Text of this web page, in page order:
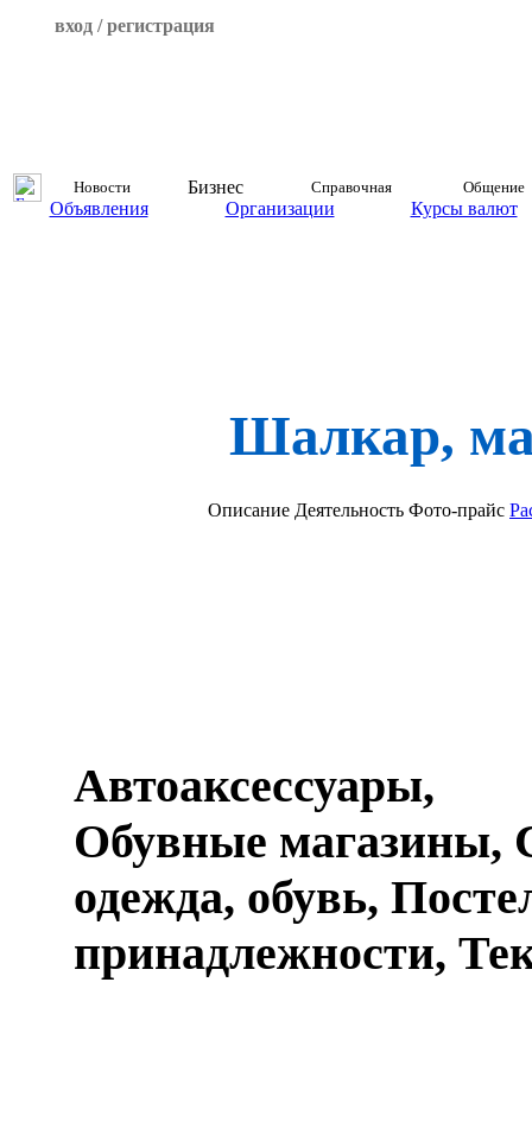
вход / регистрация
Новости Бизнес Справочная Общение
Объявления Организации Курсы валют
Шалкар,
Описание Деятельность Фото-прайс
Автоаксессуары,
Обувные магазины,
одежда, обувь,
принадлежности,